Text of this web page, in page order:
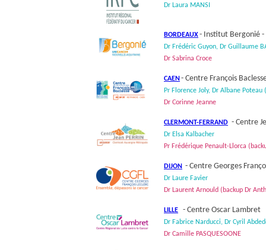
Dr Laura MANSI
BORDEAUX- Institut Bergonié -
Dr Frédéric Guyon, Dr Guillaume
Dr Sabrina Croce
CAEN - Centre François
Pr Florence Joly, Dr Albane Poteau
Dr Corinne Jeanne
CLERMONT-FERRAND - Centre
Dr Elsa Kalbacher
Pr Frédérique Penault-Llorca
DIJON - Centre Georges
Dr Laure Favier
Dr Laurent Arnould (backup Dr
LILLE - Centre Oscar Lambret
Dr Fabrice Narducci, Dr Cyril
Dr Camille PASQUESOONE